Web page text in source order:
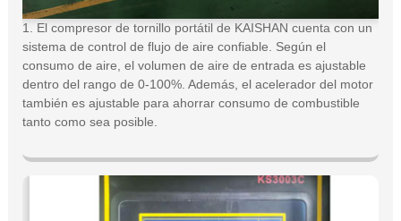
1. El compresor de tornillo portátil de KAISHAN cuenta con un
sistema de control de flujo de aire confiable. Según el
consumo de aire, el volumen de aire de entrada es ajustable
dentro del rango de 0-100%. Además, el acelerador del motor
también es ajustable para ahorrar consumo de combustible
tanto como sea posible.